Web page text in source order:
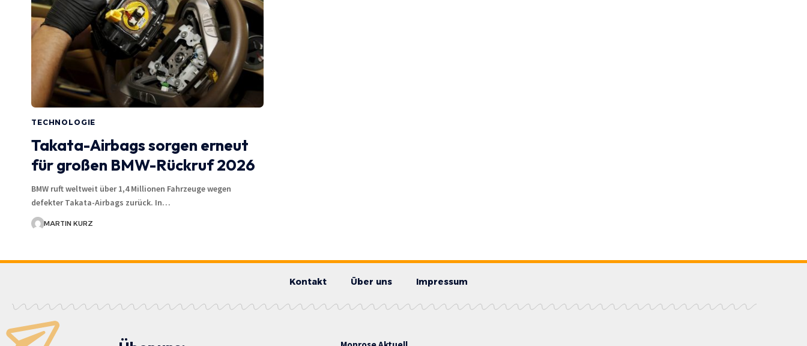
TECHNOLOGIE
Takata-Airbags sorgen erneut
für großen BMW-Rückruf 2026
BMW ruft weltweit über 1,4 Millionen Fahrzeuge wegen
defekter Takata-Airbags zurück. In…
MARTIN KURZ
Kontakt Über uns Impressum